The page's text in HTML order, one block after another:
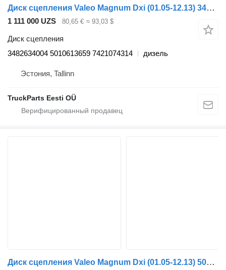
Диск сцепления Valeo Magnum Dxi (01.05-12.13) 3482634004 для тягача Renault Magnum (1990-2014)
1 111 000 UZS 80,65 € ≈ 93,03 $
Диск сцепления
3482634004 5010613659 7421074314
дизель
Эстония, Tallinn
TruckParts Eesti OÜ
Диск сцепления Valeo Magnum Dxi (01.05-12.13) 5010613658 для грузовика Renault Magnum (1990-2014)